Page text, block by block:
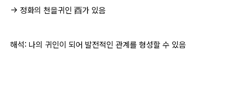
→ 정화의 천을귀인 酉가 있음
해석: 나의 귀인이 되어 발전적인 관계를 형성할 수 있음